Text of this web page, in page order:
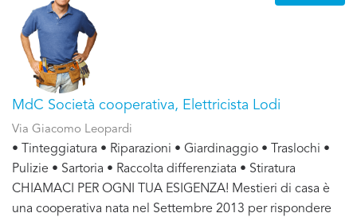
MdC Società cooperativa, Elettricista Lodi
Via Giacomo Leopardi
• Tinteggiatura • Riparazioni • Giardinaggio • Traslochi •
Pulizie • Sartoria • Raccolta differenziata • Stiratura
CHIAMACI PER OGNI TUA ESIGENZA! Mestieri di casa è
una cooperativa nata nel Settembre 2013 per rispondere